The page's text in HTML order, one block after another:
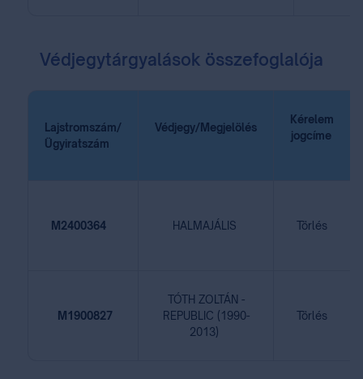
Védjegytárgyalások összefoglalója
Lajstromszám/
⁣Ügyiratszám
Védjegy/Megjelölés
Kérelem
jogcíme
M2400364 HALMAJÁLIS⁣ ⁣ Törlés
M1900827
TÓTH ZOLTÁN -
REPUBLIC (1990-
2013)
Törlés